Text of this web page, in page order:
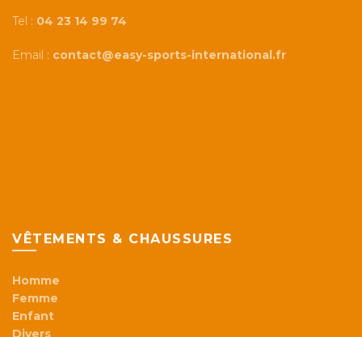
Tel : 04 23 14 99 74
Email : contact@easy-sports-international.fr
VÊTEMENTS & CHAUSSURES
Homme
Femme
Enfant